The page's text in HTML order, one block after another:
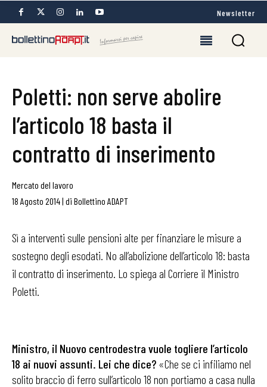
Newsletter
Poletti: non serve abolire
l’articolo 18 basta il
contratto di inserimento
Mercato del lavoro
18 Agosto 2014| di Bollettino ADAPT
Sì a interventi sulle pensioni alte per finanziare le misure a
sostegno degli esodati. No all’abolizione dell’articolo 18: basta
il contratto di inserimento. Lo spiega al Corriere il Ministro
Poletti.
Ministro, il Nuovo centrodestra vuole togliere l’articolo
18 ai nuovi assunti. Lei che dice? «Che se ci infiliamo nel
solito braccio di ferro sull’articolo 18 non portiamo a casa nulla